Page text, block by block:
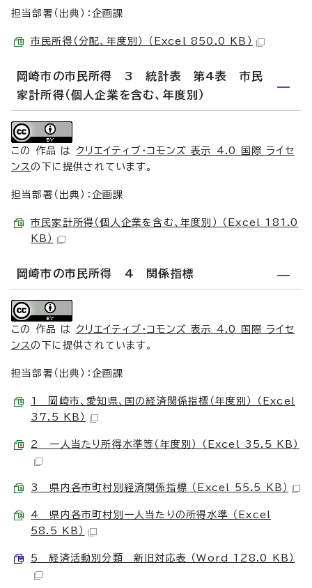
担当部署（出典）：企画課
市民所得（分配、年度別） （Excel 850.0 KB）
岡崎市の市民所得 3 統計表 第4表 市民
家計所得（個人企業を含む、年度別）
この 作品 は クリエイティブ・コモンズ 表示 4.0 国際 ライセ
ンスの下に提供されています。
担当部署（出典）：企画課
市民家計所得（個人企業を含む、年度別） （Excel 181.0
KB）
岡崎市の市民所得 4 関係指標
この 作品 は クリエイティブ・コモンズ 表示 4.0 国際 ライセ
ンスの下に提供されています。
担当部署（出典）：企画課
1 岡崎市、愛知県、国の経済関係指標（年度別） （Excel
37.5 KB）
2 一人当たり所得水準等（年度別） （Excel 35.5 KB）
3 県内各市町村別経済関係指標 （Excel 55.5 KB）
4 県内各市町村別一人当たりの所得水準 （Excel
58.5 KB）
5 経済活動別分類 新旧対応表 （Word 128.0 KB）